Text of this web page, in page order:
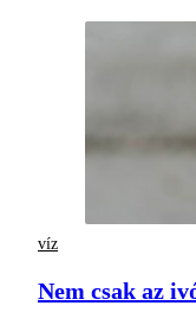
víz
Nem csak az